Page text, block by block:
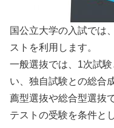
国公立大学の入試では
ストを利用します。
一般選抜では、1次試
い、独自試験との総合
薦型選抜や総合型選抜
テストの受験を条件と